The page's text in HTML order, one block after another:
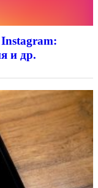
Instagram:
и др.